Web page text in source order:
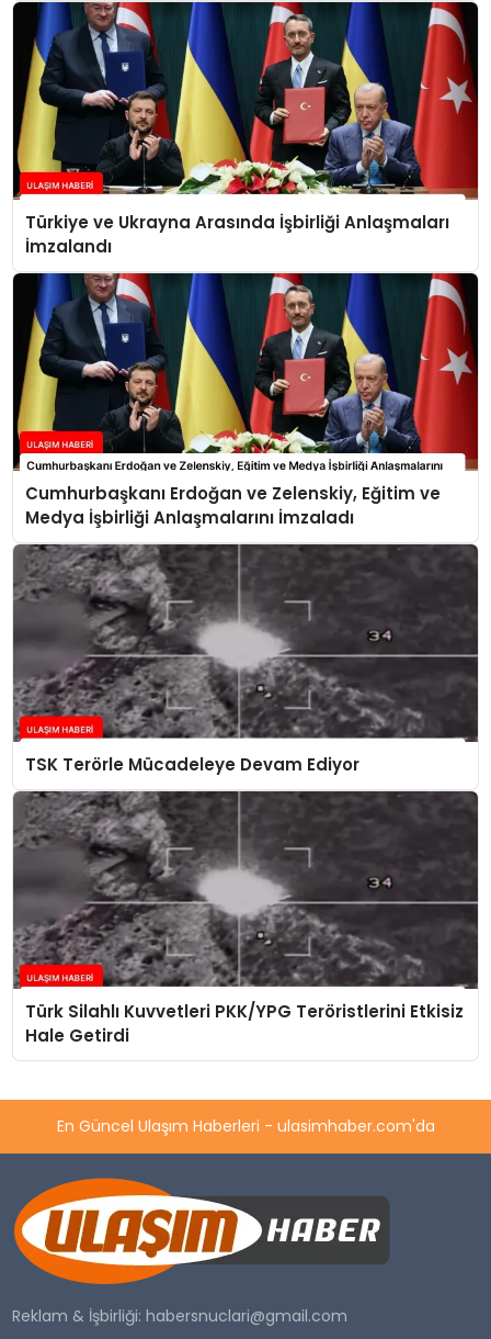
Türkiye ve Ukrayna Arasında İşbirliği Anlaşmaları
İmzalandı
Cumhurbaşkanı Erdoğan ve Zelenskiy, Eğitim ve
Medya İşbirliği Anlaşmalarını İmzaladı
TSK Terörle Mücadeleye Devam Ediyor
Türk Silahlı Kuvvetleri PKK/YPG Teröristlerini Etkisiz
Hale Getirdi
En Güncel Ulaşım Haberleri - ulasimhaber.com'da
Reklam & İşbirliği:habersnuclari@gmail.com